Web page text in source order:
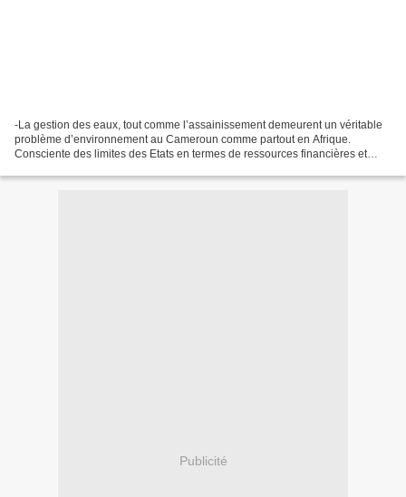
-La gestion des eaux, tout comme l’assainissement demeurent un véritable
problème d’environnement au Cameroun comme partout en Afrique.
Consciente des limites des Etats en termes de ressources financières et
Publicité